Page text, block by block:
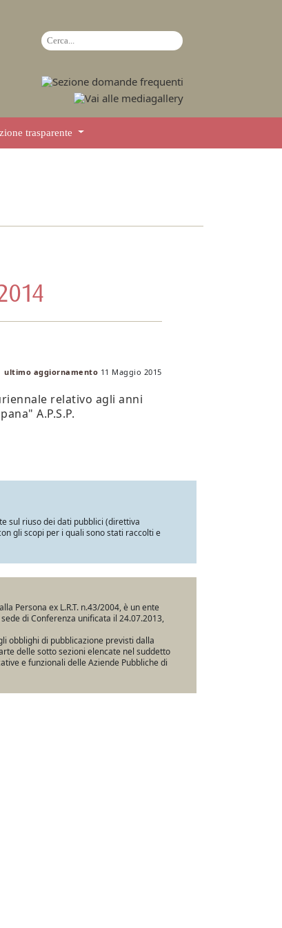
trasparente
ultimo aggiornamento 11 Maggio 2015
relativo agli anni
A.P.S.P.
sul riuso dei dati pubblici (direttiva
gli scopi per i quali sono stati raccolti e
Persona ex L.R.T. n.43/2004, è un ente
di Conferenza unificata il 24.07.2013,
obblighi di pubblicazione previsti dalla
delle sotto sezioni elencate nel suddetto
e funzionali delle Aziende Pubbliche di